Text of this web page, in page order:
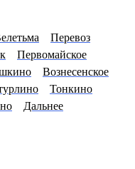
Перевоз
Первомайское
Вознесенское
Тонкино
Дальнее